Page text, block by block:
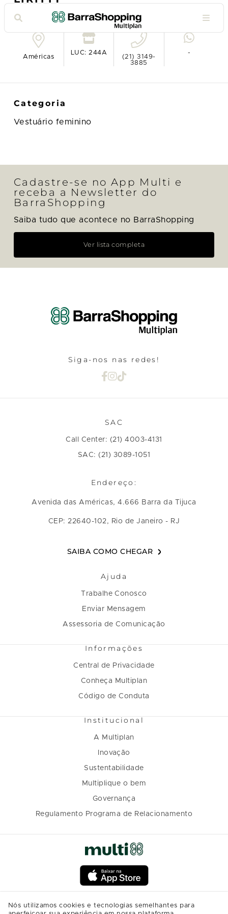
Ver no mapa
Américas
LUC: 244A
(21) 3149-
3885
-
Categoria
Vestuário feminino
Cadastre-se no App Multi e
receba a Newsletter do
BarraShopping
Saiba tudo que acontece no BarraShopping
Ver lista completa
Siga-nos nas redes!
SAC
Call Center: (21) 4003-4131
SAC: (21) 3089-1051
Endereço:
Avenida das Américas, 4.666 Barra da Tijuca
CEP: 22640-102, Rio de Janeiro - RJ
SAIBA COMO CHEGAR
Ajuda
Trabalhe Conosco
Enviar Mensagem
Assessoria de Comunicação
Informações
Central de Privacidade
Conheça Multiplan
Código de Conduta
Institucional
A Multiplan
Inovação
Sustentabilidade
Multiplique o bem
Governança
Regulamento Programa de Relacionamento
Nós utilizamos cookies e tecnologias semelhantes para